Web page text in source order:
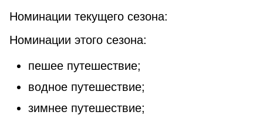
Номинации текущего сезона:
Номинации этого сезона:
пешее путешествие;
водное путешествие;
зимнее путешествие;